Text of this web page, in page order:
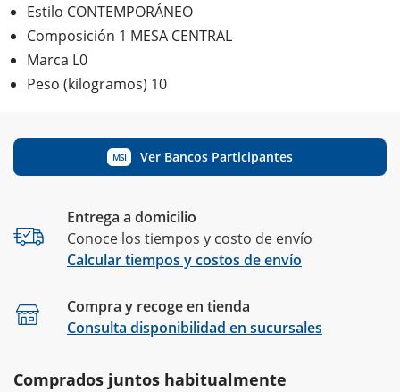
Estilo CONTEMPORÁNEO
Composición 1 MESA CENTRAL
Marca L0
Peso (kilogramos) 10
MSI Ver Bancos Participantes
Entrega a domicilio
Conoce los tiempos y costo de envío
Calcular tiempos y costos de envío
Compra y recoge en tienda
Consulta disponibilidad en sucursales
Comprados juntos habitualmente